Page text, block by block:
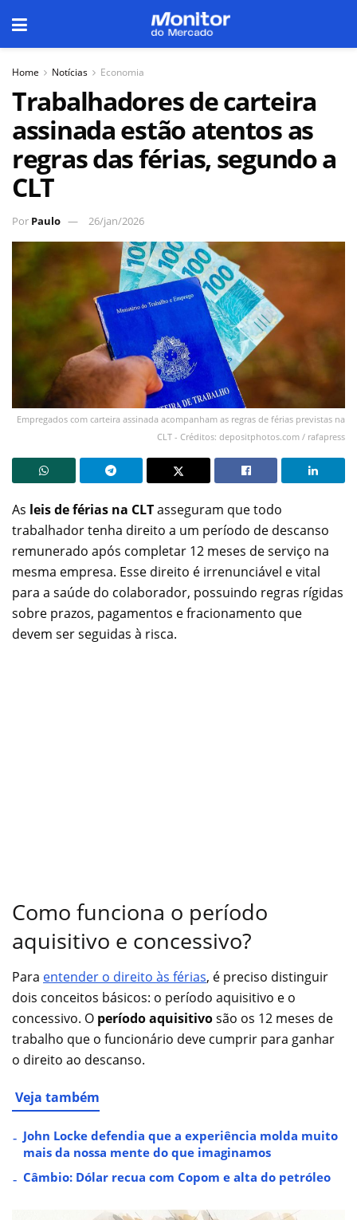
Home Notícias Economia
Trabalhadores de carteira
assinada estão atentos as
regras das férias, segundo a
CLT
Por Paulo 26/jan/2026
Empregados com carteira assinada acompanham as regras de férias previstas na
CLT - Créditos: depositphotos.com / rafapress
As leis de férias na CLTasseguram que todo
trabalhador tenha direito a um período de descanso
remunerado após completar 12 meses de serviço na
mesma empresa. Esse direito é irrenunciável e vital
para a saúde do colaborador, possuindo regras rígidas
sobre prazos, pagamentos e fracionamento que
devem ser seguidas à risca.
Como funciona o período
aquisitivo e concessivo?
Para entender o direito às férias, é preciso distinguir
dois conceitos básicos: o período aquisitivo e o
concessivo. O período aquisitivosão os 12 meses de
trabalho que o funcionário deve cumprir para ganhar
o direito ao descanso.
Veja também
John Locke defendia que a experiência molda muito
mais da nossa mente do que imaginamos
Câmbio: Dólar recua com Copom e alta do petróleo